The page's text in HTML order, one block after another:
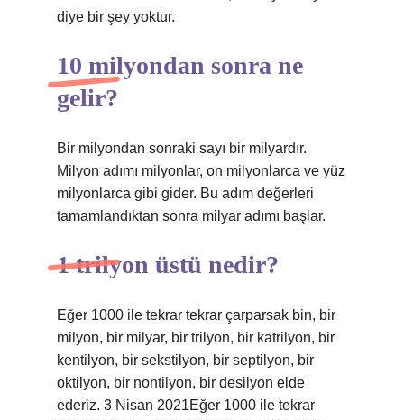
diye bir şey yoktur.
10 milyondan sonra ne
gelir?
Bir milyondan sonraki sayı bir milyardır.
Milyon adımı milyonlar, on milyonlarca ve yüz
milyonlarca gibi gider. Bu adım değerleri
tamamlandıktan sonra milyar adımı başlar.
1 trilyon üstü nedir?
Eğer 1000 ile tekrar tekrar çarparsak bin, bir
milyon, bir milyar, bir trilyon, bir katrilyon, bir
kentilyon, bir sekstilyon, bir septilyon, bir
oktilyon, bir nontilyon, bir desilyon elde
ederiz. 3 Nisan 2021Eğer 1000 ile tekrar